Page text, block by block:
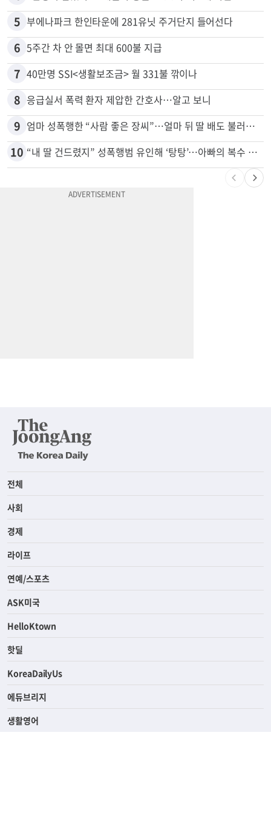
5 부에나파크 한인타운에 281유닛 주거단지 들어선다
6 5주간 차 안 몰면 최대 600불 지급
7 40만명 SSI<생활보조금> 월 331불 깎이나
8 응급실서 폭력 환자 제압한 간호사…알고 보니
9 엄마 성폭행한 “사람 좋은 장씨”…얼마 뒤 딸 배도 불러왔다
10 “내 딸 건드렸지” 성폭행범 유인해 ‘탕탕’…아빠의 복수 결말
전체
사회
경제
라이프
연예/스포츠
ASK미국
HelloKtown
핫딜
KoreaDailyUs
에듀브리지
생활영어